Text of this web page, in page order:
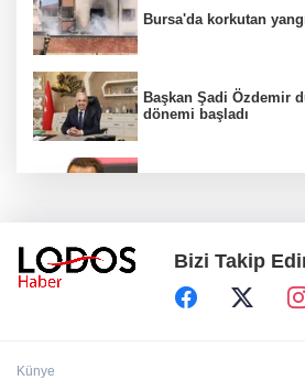
Bursa'da korkutan
Başkan Şadi Özdemir
dönemi başladı
Bakan Gürlek
aydınlatıldı!
Bizi Takip
Künye